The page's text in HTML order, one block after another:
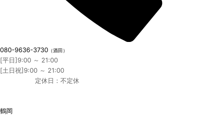
080-9636-3730 （酒田）
[平日]9:00 ～ 21:00
[土日祝]9:00 ～ 21:00
定休日：不定休
鶴岡